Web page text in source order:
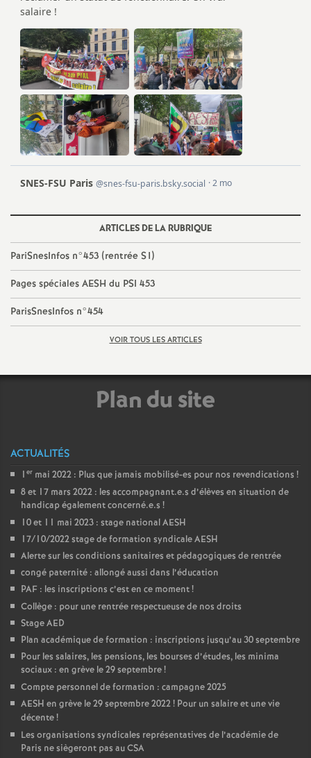
e
m
e
n
t
s
d
e
S
e
c
d
d
r
é
O
r
ARTICLES DE LA RUBRIQUE
PariSnesInfos n°453 (rentrée S1)
Pages spéciales AESH du PSI 453
ParisSnesInfos n°454
VOIR TOUS LES ARTICLES
Plan du site
ACTUALITÉS
1 er mai 2022 : Plus que jamais mobilisé-es pour nos revendications !
8 et 17 mars 2022 : les accompagnant.e.s d’élèves en situation de
handicap également concerné.e.s !
10 et 11 mai 2023 : stage national AESH
17/10/2022 stage de formation syndicale AESH
Alerte sur les conditions sanitaires et pédagogiques de rentrée
congé paternité : allongé aussi dans l’éducation
PAF : les inscriptions c’est en ce moment!
Collège : pour une rentrée respectueuse de nos droits
Stage AED
Plan académique de formation : inscriptions jusqu’au 30 septembre
Pour les salaires, les pensions, les bourses d’études, les minima
sociaux : en grève le 29 septembre!
Compte personnel de formation : campagne 2025
AESH en grève le 29 septembre 2022! Pour un salaire et une vie
décente!
Les organisations syndicales représentatives de l’académie de
Paris ne siègeront pas au CSA